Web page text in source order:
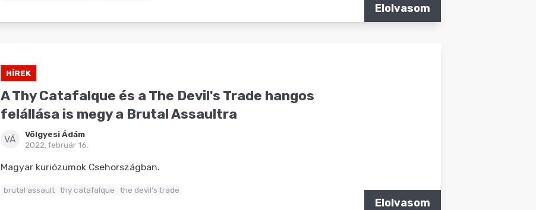
Elolvasom
HÍREK
A Thy Catafalque és a The Devil's Trade hangos
felállása is megy a Brutal Assaultra
VÁ
Völgyesi Ádám
2022. február 16.
Magyar kuriózumok Csehországban.
brutal assault thy catafalque the devil's trade
Elolvasom